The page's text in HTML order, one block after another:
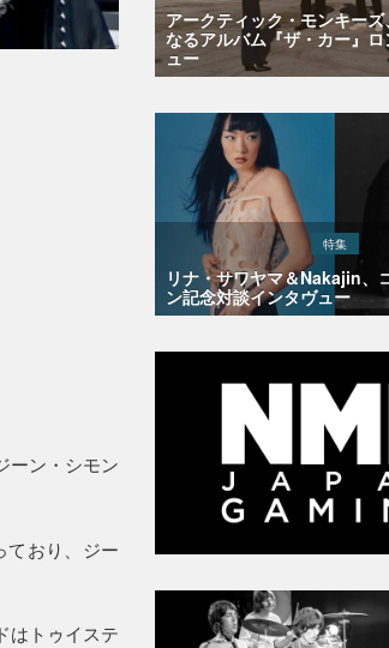
ーン・シモン
ており、ジー
はトゥイステ
アークティック・モンキー
なるアルバム『ザ・カー』
ュー
特集
リナ・サワヤマ＆Nakajin、
ン記念対談インタヴュー